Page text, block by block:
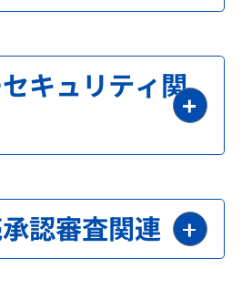
キュリティ関
認審査関連